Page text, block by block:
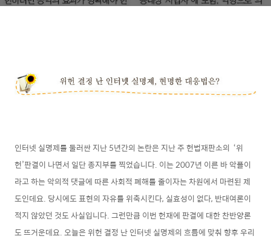
인터넷 실명제를 둘러싼 지난 5년간의 논란은 지난 주 헌법재판소의 ‘위
헌’판결이 나면서 일단 종지부를 찍었습니다. 이는 2007년 이른 바 악플이
라고 하는 악의적 댓글에 따른 사회적 폐해를 줄이자는 차원에서 마련된 제
도인데요. 당시에도 표현의 자유를 위축시킨다, 실효성이 없다, 반대여론이
적지 않았던 것도 사실입니다. 그런만큼 이번 헌재에 판결에 대한 찬반양론
도 뜨거운데요. 오늘은 위헌 결정 난 인터넷 실명제의 흐름에 맞춰 향후 우리